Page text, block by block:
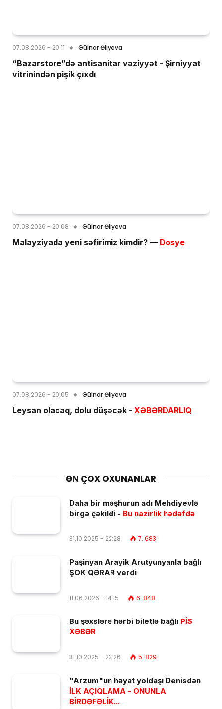
07.08.2026 - 20:11 Gülnar Əliyeva
“Bazarstore”də antisanitar vəziyyət - Şirniyyat
vitrinindən pişik çıxdı
07.08.2026 - 20:08 Gülnar Əliyeva
Malayziyada yeni səfirimiz kimdir? — Dosye
07.08.2026 - 20:05 Gülnar Əliyeva
Leysan olacaq, dolu düşəcək - XƏBƏRDARLIQ
ƏN ÇOX OXUNANLAR
Daha bir məşhurun adı Mehdiyevlə
birgə çəkildi - Bu nazirlik hədəfdə
31.10.2025 - 22:28 7. 683
Paşinyan Arayik Arutyunyanla bağlı
ŞOK QƏRAR verdi
11.06.2026 - 14:15 6. 848
Bu şəxslərə hərbi biletlə bağlı PİS
XƏBƏR
31.10.2025 - 22:26 5. 829
"Arzum"un həyat yoldaşı Denisdən
İLK AÇIQLAMA - ONUNLA
BİRDƏFƏLİK...